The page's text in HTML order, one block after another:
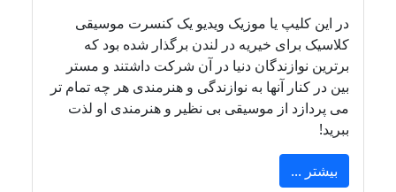
در این کلیپ یا موزیک ویدیو یک کنسرت موسیقی
کلاسیک برای خیریه در لندن برگذار شده بود که
برترین نوازندگان دنیا در آن شرکت داشتند و مستر
بین در کنار آنها به نوازندگی و هنرمندی هر چه تمام تر
می پردازد از موسیقی بی نظیر و هنرمندی او لذت
ببرید!
بیشتر ...